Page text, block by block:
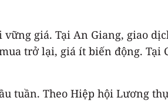
giá. Tại An Giang, giao
trở lại, giá ít biến động. Tại
tuần. Theo Hiệp hội Lương